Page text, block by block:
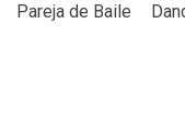
Pareja de Baile